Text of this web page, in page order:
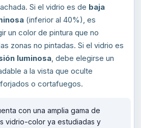
Si el vidrio es de baja
(inferior al 40%), es
un color de pintura que no
zonas no pintadas. Si el vidrio es
luminosa, debe elegirse un
a la vista que oculte
o cortafuegos.
con una amplia gama de
vidrio-color ya estudiadas y